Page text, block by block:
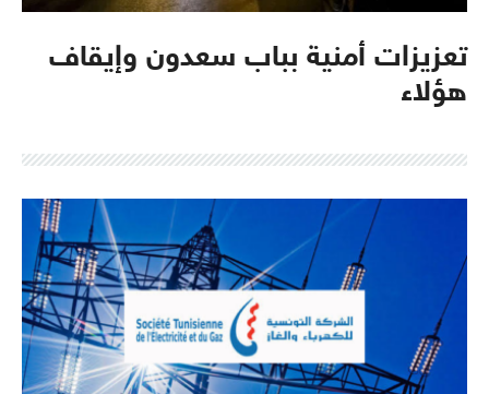
تعزيزات أمنية بباب سعدون وإيقاف
هؤلاء